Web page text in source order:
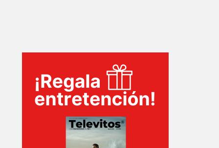
PELICULAS
SERIES
TECNOVITOS